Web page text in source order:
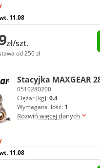
11.08
zł/szt.
od 250 zł
Stacyjka MAXGEAR
0510280200
Ciężar [kg]:0.4
Wymagana ilość: 1
Rozwiń więcej danych
11.08